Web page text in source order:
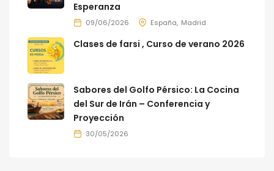
Esperanza
09/06/2026 España Madrid
Clases de farsi , Curso de verano 2026
Sabores del Golfo Pérsico: La Cocina
del Sur de Irán – Conferencia y
Proyección
30/05/2026